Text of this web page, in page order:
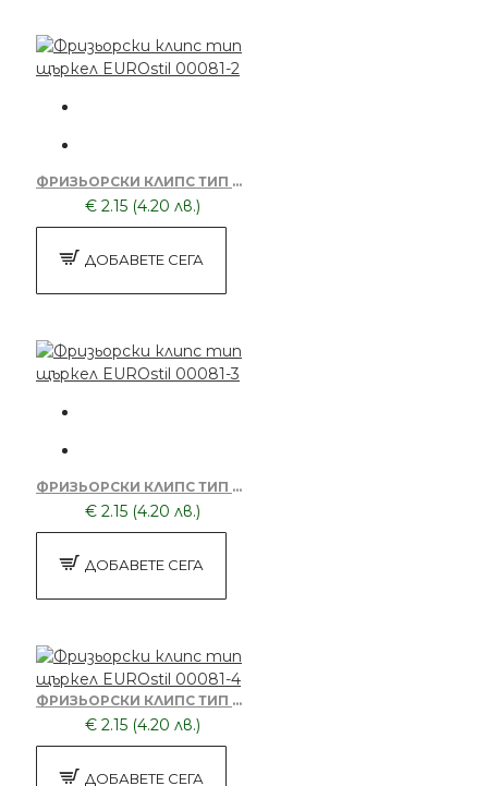
ФРИЗЬОРСКИ КЛИПС ТИП ЩЪРКЕЛ EUROSTIL 00081-2
€ 2.15 (4.20 лв.)
ДОБАВЕТЕ СЕГА
ФРИЗЬОРСКИ КЛИПС ТИП ЩЪРКЕЛ EUROSTIL 00081-3
€ 2.15 (4.20 лв.)
ДОБАВЕТЕ СЕГА
ФРИЗЬОРСКИ КЛИПС ТИП ЩЪРКЕЛ EUROSTIL 00081-4
€ 2.15 (4.20 лв.)
ДОБАВЕТЕ СЕГА